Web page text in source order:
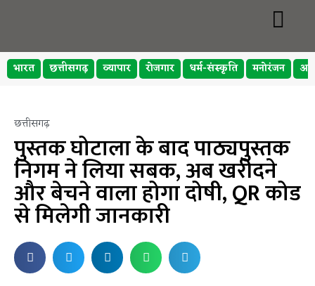
भारत छत्तीसगढ़ व्यापार रोजगार धर्म-संस्कृति मनोरंजन
छत्तीसगढ़
पुस्तक घोटाला के बाद पाठ्यपुस्तक
निगम ने लिया सबक, अब खरीदने
और बेचने वाला होगा दोषी, QR कोड
से मिलेगी जानकारी